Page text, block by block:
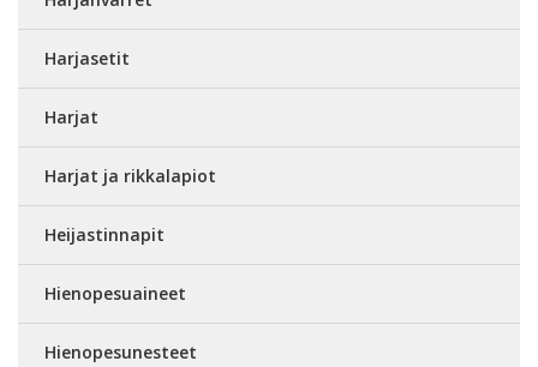
Harjasetit
Harjat
Harjat ja rikkalapiot
Heijastinnapit
Hienopesuaineet
Hienopesunesteet